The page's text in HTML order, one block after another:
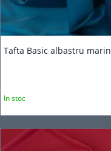
Tafta Basic albastru marin
In stoc